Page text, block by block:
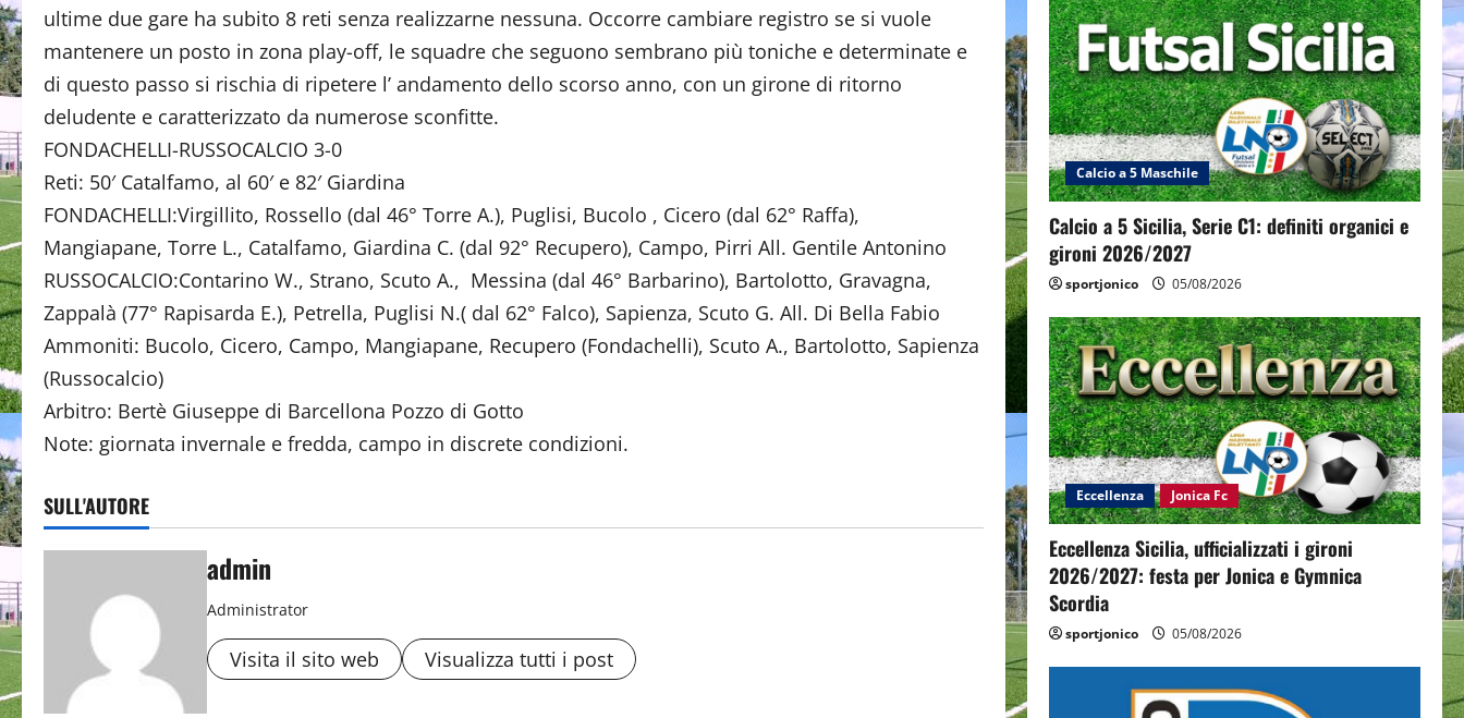
ultime due gare ha subito 8 reti senza realizzarne nessuna. Occorre cambiare registro se si vuole
mantenere un posto in zona play-off, le squadre che seguono sembrano più toniche e determinate e
di questo passo si rischia di ripetere l’ andamento dello scorso anno, con un girone di ritorno
deludente e caratterizzato da numerose sconfitte.
FONDACHELLI-RUSSOCALCIO 3-0
Reti: 50′ Catalfamo, al 60′ e 82′ Giardina
FONDACHELLI:Virgillito, Rossello (dal 46° Torre A.), Puglisi, Bucolo , Cicero (dal 62° Raffa),
Mangiapane, Torre L., Catalfamo, Giardina C. (dal 92° Recupero), Campo, Pirri All. Gentile Antonino
RUSSOCALCIO:Contarino W., Strano, Scuto A., Messina (dal 46° Barbarino), Bartolotto, Gravagna,
Zappalà (77° Rapisarda E.), Petrella, Puglisi N.( dal 62° Falco), Sapienza, Scuto G. All. Di Bella Fabio
Ammoniti: Bucolo, Cicero, Campo, Mangiapane, Recupero (Fondachelli), Scuto A., Bartolotto, Sapienza
(Russocalcio)
Arbitro: Bertè Giuseppe di Barcellona Pozzo di Gotto
Note: giornata invernale e fredda, campo in discrete condizioni.
SULL'AUTORE
admin
Administrator
Visita il sito web Visualizza tutti i post
Calcio a 5 Maschile
Calcio a 5 Sicilia, Serie C1: definiti organici e
gironi 2026/2027
sportjonico 05/08/2026
Eccellenza Jonica Fc
Eccellenza Sicilia, ufficializzati i gironi
2026/2027: festa per Jonica e Gymnica
Scordia
sportjonico 05/08/2026